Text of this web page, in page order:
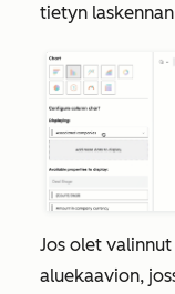
tietyn
Jos olet
aluekaavion,